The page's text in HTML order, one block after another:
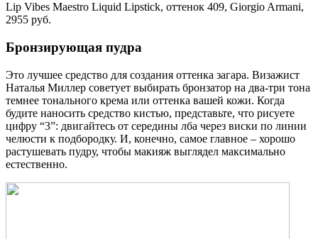
Lip Vibes Maestro Liquid Lipstick, оттенок 409, Giorgio Armani,
2955 руб.
Бронзирующая пудра
Это лучшее средство для создания оттенка загара. Визажист
Наталья Миллер советует выбирать бронзатор на два-три тона
темнее тонального крема или оттенка вашей кожи. Когда
будите наносить средство кистью, представьте, что рисуете
цифру “3”: двигайтесь от середины лба через виски по линии
челюсти к подбородку. И, конечно, самое главное – хорошо
растушевать пудру, чтобы макияж выглядел максимально
естественно.